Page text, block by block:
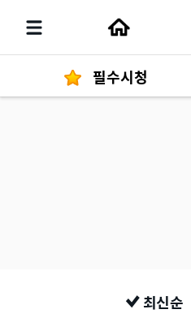
필수시청
최신순